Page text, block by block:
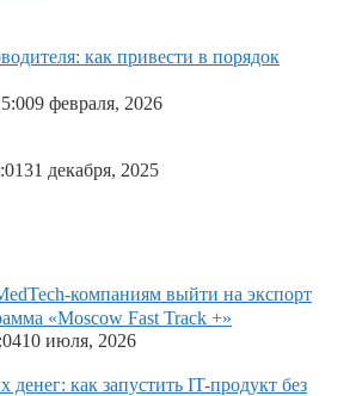
как привести в порядок
9 февраля, 2026
31 декабря, 2025
компаниям выйти на экспорт
«Moscow Fast Track +»
10 июля, 2026
как запустить IT-продукт без